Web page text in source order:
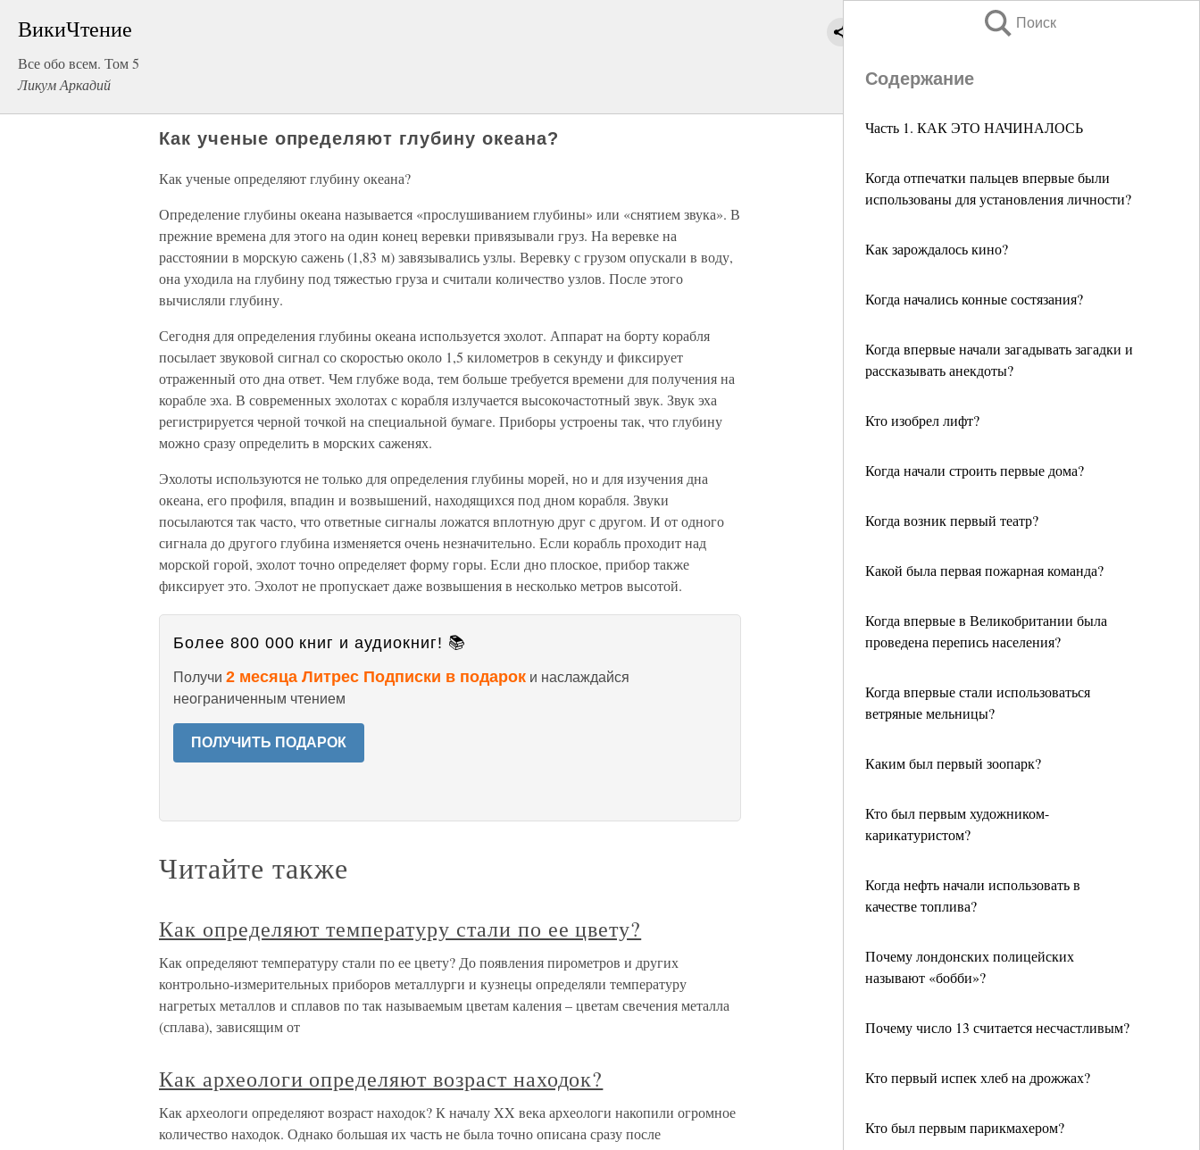
ВикиЧтение
Все обо всем. Том 5
Ликум Аркадий
Поиск
Содержание
Часть 1. КАК ЭТО НАЧИНАЛОСЬ
Когда отпечатки пальцев впервые были
использованы для установления личности?
Как зарождалось кино?
Когда начались конные состязания?
Когда впервые начали загадывать загадки и
рассказывать анекдоты?
Кто изобрел лифт?
Когда начали строить первые дома?
Когда возник первый театр?
Какой была первая пожарная команда?
Когда впервые в Великобритании была
проведена перепись населения?
Когда впервые стали использоваться
ветряные мельницы?
Каким был первый зоопарк?
Кто был первым художником-
карикатуристом?
Когда нефть начали использовать в
качестве топлива?
Почему лондонских полицейских
называют «бобби»?
Почему число 13 считается несчастливым?
Кто первый испек хлеб на дрожжах?
Кто был первым парикмахером?
Как ученые определяют глубину океана?
Как ученые определяют глубину океана?
Определение глубины океана называется «прослушиванием глубины» или «снятием звука». В
прежние времена для этого на один конец веревки привязывали груз. На веревке на
расстоянии в морскую сажень (1,83 м) завязывались узлы. Веревку с грузом опускали в воду,
она уходила на глубину под тяжестью груза и считали количество узлов. После этого
вычисляли глубину.
Сегодня для определения глубины океана используется эхолот. Аппарат на борту корабля
посылает звуковой сигнал со скоростью около 1,5 километров в секунду и фиксирует
отраженный ото дна ответ. Чем глубже вода, тем больше требуется времени для получения на
корабле эха. В современных эхолотах с корабля излучается высокочастотный звук. Звук эха
регистрируется черной точкой на специальной бумаге. Приборы устроены так, что глубину
можно сразу определить в морских саженях.
Эхолоты используются не только для определения глубины морей, но и для изучения дна
океана, его профиля, впадин и возвышений, находящихся под дном корабля. Звуки
посылаются так часто, что ответные сигналы ложатся вплотную друг с другом. И от одного
сигнала до другого глубина изменяется очень незначительно. Если корабль проходит над
морской горой, эхолот точно определяет форму горы. Если дно плоское, прибор также
фиксирует это. Эхолот не пропускает даже возвышения в несколько метров высотой.
Более 800 000 книг и аудиокниг! 📚
Получи 2 месяца Литрес Подписки в подарок и наслаждайся
неограниченным чтением
ПОЛУЧИТЬ ПОДАРОК
Читайте также
Как определяют температуру стали по ее цвету?
Как определяют температуру стали по ее цвету? До появления пирометров и других
контрольно-измерительных приборов металлурги и кузнецы определяли температуру
нагретых металлов и сплавов по так называемым цветам каления – цветам свечения металла
(сплава), зависящим от
Как археологи определяют возраст находок?
Как археологи определяют возраст находок? К началу XX века археологи накопили огромное
количество находок. Однако большая их часть не была точно описана сразу после